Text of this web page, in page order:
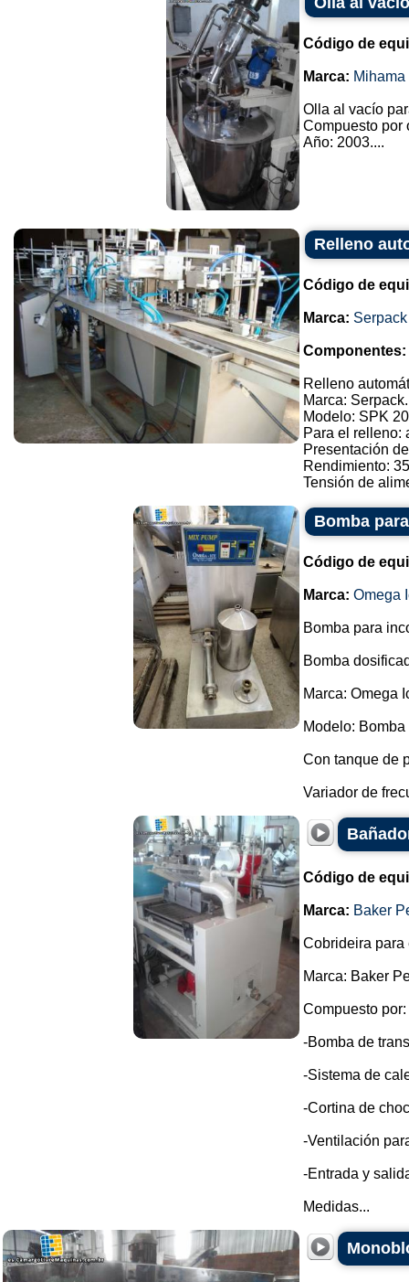
Código de
Marca:
Olla al vacío
Compuesto por
Año: 2003....
Relleno
Código de
Marca: Serpack
Componentes:
Relleno
Marca: Serpack.
Modelo: SPK
Para el relleno:
Presentación
Rendimiento:
Tensión de
Bomba
Código de
Marca: Omega
Bomba para
Bomba
Marca: Omega
Modelo:
Con tanque de
Variador de
Código de
Marca: Baker
Cobrideira para
Marca: Baker
Compuesto por:
-Bomba de
-Sistema de
-Cortina de
-Ventilación
-Entrada y
Medidas...